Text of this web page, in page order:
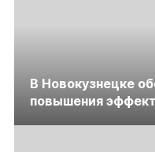
В Новокузнецке
повышения